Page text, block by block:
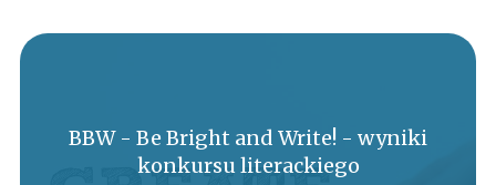
BBW - Be Bright and Write! - wyniki
konkursu literackiego